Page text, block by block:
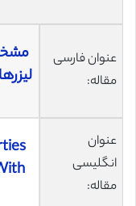
عنوان فارسی
مقاله:
عنوان
انگلیسی
مقاله: